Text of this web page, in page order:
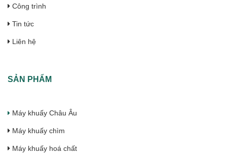
Công trình
Tin tức
Liên hệ
SẢN PHẨM
Máy khuấy Châu Âu
Máy khuấy chìm
Máy khuấy hoá chất